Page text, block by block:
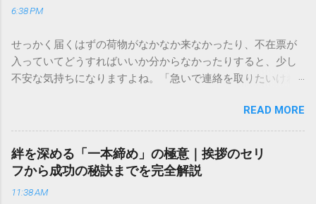
6:38 PM
せっかく届くはずの荷物がなかなか来なかったり、不在票が
入っていてどうすればいいか分からなかったりすると、少し
不安な気持ちになりますよね。「急いで連絡を取りたいけれ
きできる？」といった疑問を抱える方も多いはずです。 福山
通運は企業間物流のイメージが強いかもしれませんが、個人
向けの宅配サービスも非常に充実しています。大切なのは、
目的に合わせた適切な連絡先を選ぶことです。この記事で
は、荷物の追跡確認から営業所への電話連絡、再配達の依頼
手順まで、初めての方でも迷わずに解決できる方法を詳しく
READ MORE
絆を深める「一本締め」の極意｜挨拶のセリ
フから成功の秘訣までを完全解説
11:38 AM